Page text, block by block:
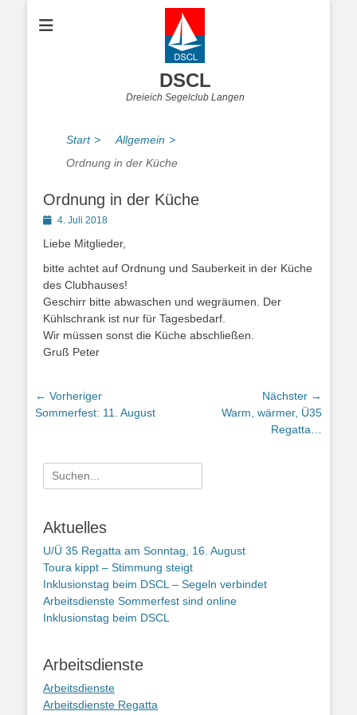
DSCL
Dreieich Segelclub Langen
Start > Allgemein >
Ordnung in der Küche
Ordnung in der Küche
Posted4. Juli 2018
Liebe Mitglieder,
bitte achtet auf Ordnung und Sauberkeit in der Küche
des Clubhauses!
Geschirr bitte abwaschen und wegräumen. Der
Kühlschrank ist nur für Tagesbedarf.
Wir müssen sonst die Küche abschließen.
Gruß Peter
Beitragsnavigation
← Vorheriger
Vorheriger
Sommerfest: 11. August
Nächster →
NächsterWarm, wärmer, Ü35
Regatta…
Suchen
nach:
Aktuelles
U/Ü 35 Regatta am Sonntag, 16. August
Toura kippt – Stimmung steigt
Inklusionstag beim DSCL – Segeln verbindet
Arbeitsdienste Sommerfest sind online
Inklusionstag beim DSCL
Arbeitsdienste
Arbeitsdienste
Arbeitsdienste Regatta